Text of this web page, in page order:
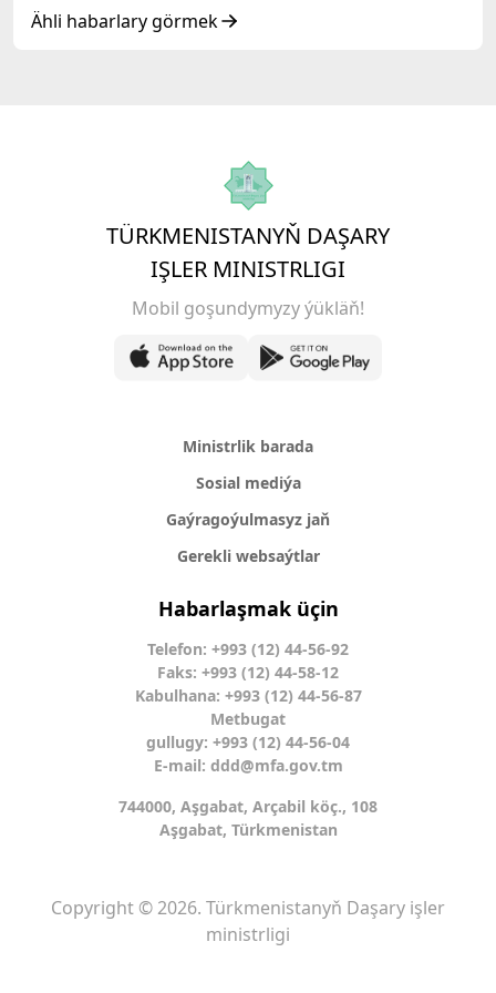
Ähli habarlary görmek
TÜRKMENISTANYŇ DAŞARY
IŞLER MINISTRLIGI
Mobil goşundymyzy ýükläň!
Ministrlik barada
Sosial mediýa
Gaýragoýulmasyz jaň
Gerekli websaýtlar
Habarlaşmak üçin
Telefon: +993 (12) 44-56-92
Faks: +993 (12) 44-58-12
Kabulhana: +993 (12) 44-56-87
Metbugat
gullugy: +993 (12) 44-56-04
E-mail: ddd@mfa.gov.tm
744000, Aşgabat, Arçabil köç., 108
Aşgabat, Türkmenistan
Copyright © 2026. Türkmenistanyň Daşary işler
ministrligi